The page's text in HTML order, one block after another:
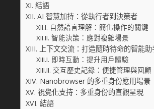
結語
AI 智慧加持：從執行者到決策者
自然語言理解：簡化操作的關鍵
智能決策：應對複雜場景
上下文交流：打造隨時待命的智能助
即時互動：提升用戶體驗
交互歷史記錄：便捷管理與回顧
Nanobrowser 的多重身份應用場景
視覺化支持：多重身份的直觀呈現
結語